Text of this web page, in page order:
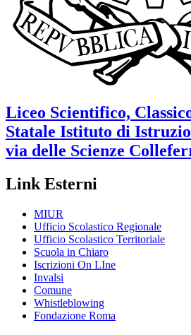
Liceo Scientifico,
Statale Istituto di
via delle Scienze
Link Esterni
MIUR
Ufficio Scolastico Regionale
Ufficio Scolastico Territoriale
Scuola in Chiaro
Iscrizioni On LIne
Invalsi
Comune
Whistleblowing
Fondazione Roma